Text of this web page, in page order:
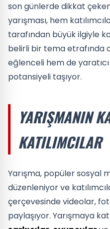
son günlerde dikkat
yarışması, hem
tarafından büyük ilgiyle
belirli bir tema etrafında
eğlenceli hem de
potansiyeli taşıyor.
YARIŞMANIN
KATILIMCILAR
Yarışma, popüler sosyal
düzenleniyor ve
çerçevesinde videolar,
paylaşıyor. Yarışmaya